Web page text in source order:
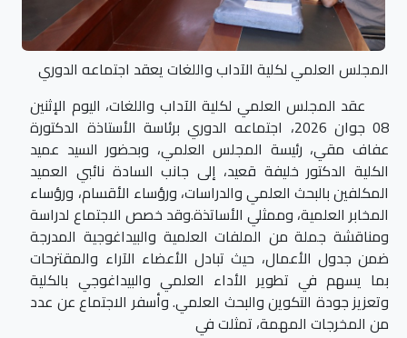
المجلس العلمي لكلية الآداب واللغات يعقد اجتماعه الدوري
عقد المجلس العلمي لكلية الآداب واللغات، اليوم الإثنين
08 جوان 2026، اجتماعه الدوري برئاسة الأستاذة الدكتورة
عفاف مقي، رئيسة المجلس العلمي، وبحضور السيد عميد
الكلية الدكتور خليفة قعيد، إلى جانب السادة نائبي العميد
المكلفين بالبحث العلمي والدراسات، ورؤساء الأقسام، ورؤساء
المخابر العلمية، وممثلي الأساتذة.وقد خصص الاجتماع لدراسة
ومناقشة جملة من الملفات العلمية والبيداغوجية المدرجة
ضمن جدول الأعمال، حيث تبادل الأعضاء الآراء والمقترحات
بما يسهم في تطوير الأداء العلمي والبيداغوجي بالكلية
وتعزيز جودة التكوين والبحث العلمي. وأسفر الاجتماع عن عدد
من المخرجات المهمة، تمثلت في